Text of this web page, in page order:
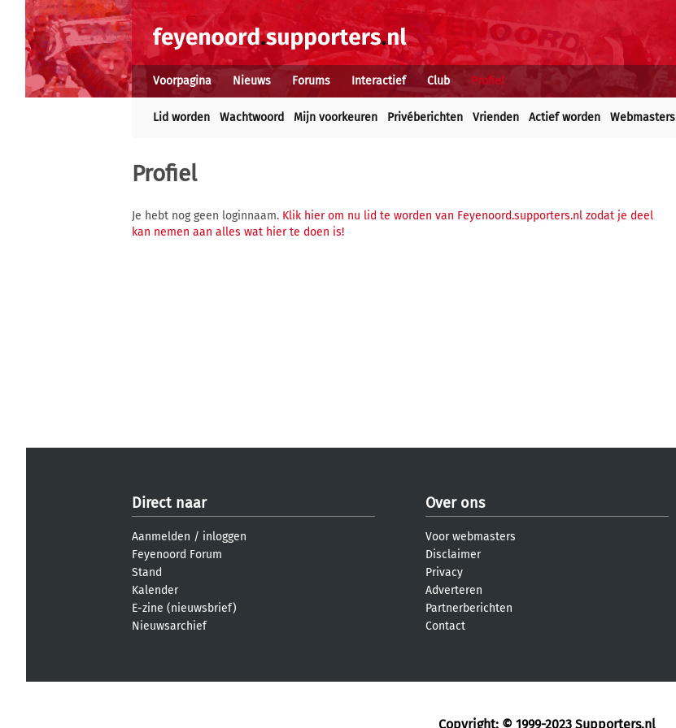
Voorpagina Nieuws Forums Interactief Club Profiel
Lid worden Wachtwoord Mijn voorkeuren Privéberichten Vrienden Actief worden Webmasters
Profiel
Je hebt nog geen loginnaam. Klik hier om nu lid te worden van Feyenoord.supporters.nl zodat je deel
kan nemen aan alles wat hier te doen is!
Direct naar
Aanmelden / inloggen
Feyenoord Forum
Stand
Kalender
E-zine (nieuwsbrief)
Nieuwsarchief
Over ons
Voor webmasters
Disclaimer
Privacy
Adverteren
Partnerberichten
Contact
Copyright: © 1999-2023 Supporters.nl